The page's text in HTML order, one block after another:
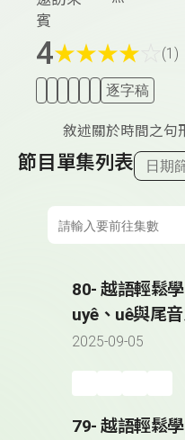
賓
4★★★★ (1)
逐字稿
敘述關於時間之句
節目單集列表 日期
80- 越語輕鬆
uyê、uê與尾
2025-09-05
79- 越語輕鬆